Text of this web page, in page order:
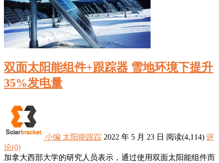
双面太阳能组件+跟踪器 雪地环境下提升
35%发电量
小编 太阳能跟踪 2022 年 5 月 23 日 阅读(4,114) 评
论(0)
加拿大西部大学的研究人员表示，通过使用双面太阳能组件而